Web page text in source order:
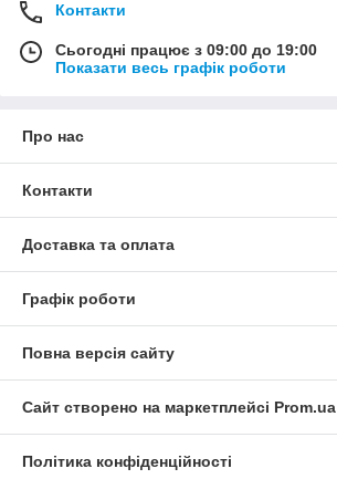
Контакти
Сьогодні працює з 09:00 до 19:00
Показати весь графік роботи
Про нас
Контакти
Доставка та оплата
Графік роботи
Повна версія сайту
Сайт створено на маркетплейсі Prom.ua
Політика конфіденційності